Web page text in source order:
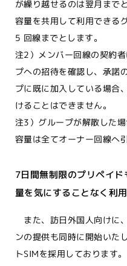
が繰り越せるのは翌月まで
容量を共用して利用できる
5 回線までとします。
注2）メンバー回線の契約
プへの招待を確認し、承諾
プに既に加入している場合
けることはできません。
注3）グループが解散した
容量は全てオーナー回線へ
7日間無制限のプリペイ
量を気にすることなく利
また、訪日外国人向けに
ンの提供も同時に開始いた
トSIMを採用しております。